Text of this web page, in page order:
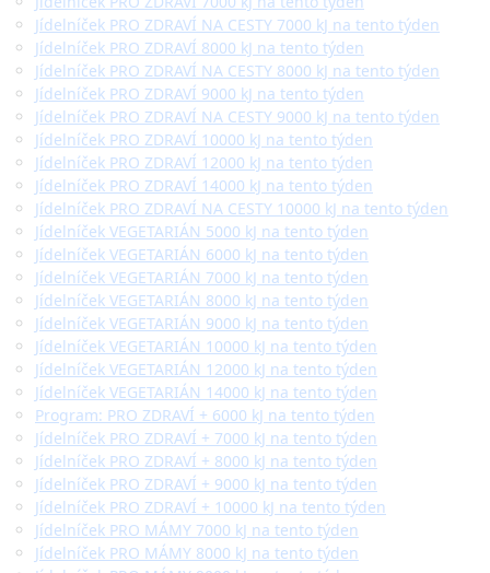
Jídelníček PRO ZDRAVÍ NA CESTY 7000 kJ na tento týden
Jídelníček PRO ZDRAVÍ 8000 kJ na tento týden
Jídelníček PRO ZDRAVÍ NA CESTY 8000 kJ na tento týden
Jídelníček PRO ZDRAVÍ 9000 kJ na tento týden
Jídelníček PRO ZDRAVÍ NA CESTY 9000 kJ na tento týden
Jídelníček PRO ZDRAVÍ 10000 kJ na tento týden
Jídelníček PRO ZDRAVÍ 12000 kJ na tento týden
Jídelníček PRO ZDRAVÍ 14000 kJ na tento týden
Jídelníček PRO ZDRAVÍ NA CESTY 10000 kJ na tento týden
Jídelníček VEGETARIÁN 5000 kJ na tento týden
Jídelníček VEGETARIÁN 6000 kJ na tento týden
Jídelníček VEGETARIÁN 7000 kJ na tento týden
Jídelníček VEGETARIÁN 8000 kJ na tento týden
Jídelníček VEGETARIÁN 9000 kJ na tento týden
Jídelníček VEGETARIÁN 10000 kJ na tento týden
Jídelníček VEGETARIÁN 12000 kJ na tento týden
Jídelníček VEGETARIÁN 14000 kJ na tento týden
Program: PRO ZDRAVÍ + 6000 kJ na tento týden
Jídelníček PRO ZDRAVÍ + 7000 kJ na tento týden
Jídelníček PRO ZDRAVÍ + 8000 kJ na tento týden
Jídelníček PRO ZDRAVÍ + 9000 kJ na tento týden
Jídelníček PRO ZDRAVÍ + 10000 kJ na tento týden
Jídelníček PRO MÁMY 7000 kJ na tento týden
Jídelníček PRO MÁMY 8000 kJ na tento týden